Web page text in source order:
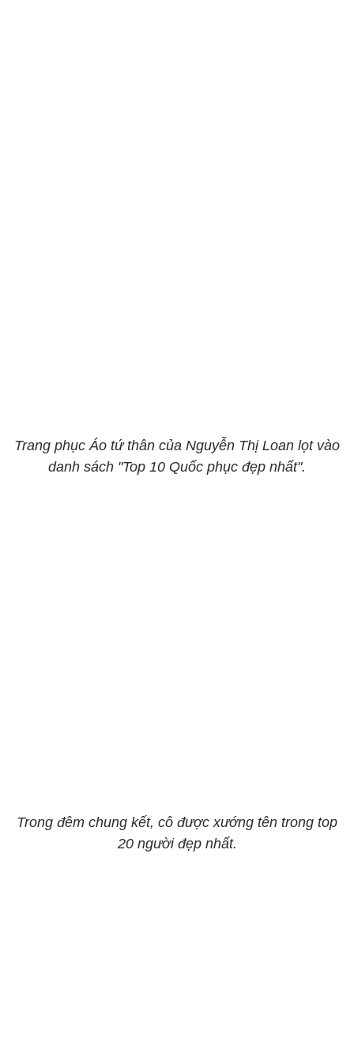
Trang phục Áo tứ thân của Nguyễn Thị Loan lọt vào
danh sách "Top 10 Quốc phục đẹp nhất".
Trong đêm chung kết, cô được xướng tên trong top
20 người đẹp nhất.